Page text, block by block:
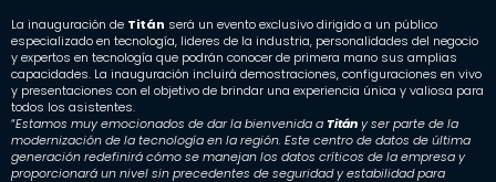
La inauguración de Titán será un evento exclusivo dirigido a un público
especializado en tecnología, lideres de la industria, personalidades del negocio
y expertos en tecnología que podrán conocer de primera mano sus amplias
capacidades. La inauguración incluirá demostraciones, configuraciones en vivo
y presentaciones con el objetivo de brindar una experiencia única y valiosa para
todos los asistentes.
“Estamos muy emocionados de dar la bienvenida a Titány ser parte de la
modernización de la tecnología en la región. Este centro de datos de última
generación redefinirá cómo se manejan los datos críticos de la empresa y
proporcionará un nivel sin precedentes de seguridad y estabilidad para